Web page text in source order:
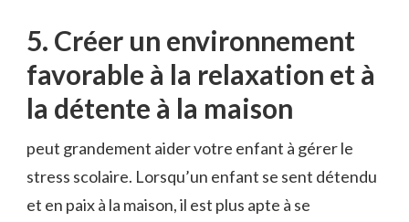
5. ⁤Créer un⁢ environnement
favorable à la relaxation et à​
la détente ⁢à la maison
peut grandement aider votre ⁤enfant à gérer le
stress scolaire. Lorsqu’un enfant se sent détendu
et en paix à la maison, il est plus apte à se